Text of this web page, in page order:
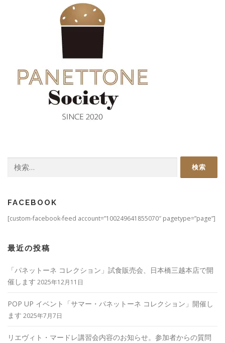
索:
FACEBOOK
[custom-facebook-feed account=”100249641855070″ pagetype=”page”]
最近の投稿
「パネットーネ コレクション」試食販売会、日本橋三越本店で開
催します 2025年12月11日
POP UP イベント「サマー・パネットーネ コレクション」開催し
ます 2025年7月7日
リエヴィト・マードレ講習会内容のお知らせ。参加者からの質問